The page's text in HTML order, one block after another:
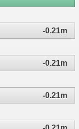
-0.21m
-0.21m
-0.21m